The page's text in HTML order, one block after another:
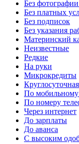
Без
Без платных
Без подписок
Без указания
Материнский
Неизвестные
Редкие
На руки
Микрокредиты
По мобильному
По номеру
Через интернет
До зарплаты
До аванса
С высоким